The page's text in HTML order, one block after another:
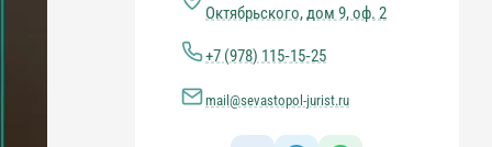
Октябрьского, дом 9, оф. 2
+7 (978) 115‑15‑25
mail@sevastopol-jurist.ru